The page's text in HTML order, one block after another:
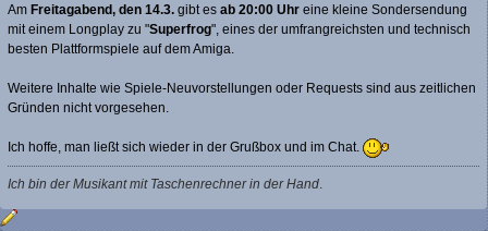
Am Freitagabend, den 14.3. gibt es ab 20:00 Uhr eine kleine Sondersendung
mit einem Longplay zu "Superfrog", eines der umfrangreichsten und technisch
besten Plattformspiele auf dem Amiga.
Weitere Inhalte wie Spiele-Neuvorstellungen oder Requests sind aus zeitlichen
Gründen nicht vorgesehen.
Ich hoffe, man ließt sich wieder in der Grußbox und im Chat.
Ich bin der Musikant mit Taschenrechner in der Hand